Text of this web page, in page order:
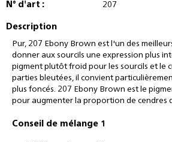
N° d'art : 207
Description
Pur, 207 Ebony Brown est l'un des
donner aux sourcils une expression plus
pigment plutôt froid pour les sourcils et le
parties bleutées, il convient
plus foncés. 207 Ebony Brown est le
pour augmenter la proportion de cendres
Conseil de mélange 1